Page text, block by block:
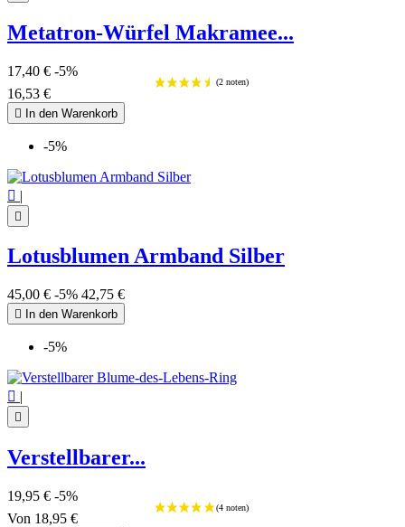
Metatron-Würfel Makramee...
17,40 € -5%
16,53 €
 In den Warenkorb
-5%
 |

Lotusblumen Armband Silber
45,00 € -5% 42,75 €
 In den Warenkorb
-5%
 |

Verstellbarer...
19,95 € -5%
Von 18,95 €